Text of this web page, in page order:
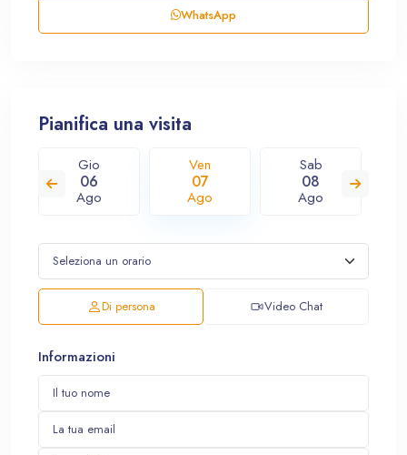
WhatsApp
Pianifica una visita
Gio
06
Ago
Ven
07
Ago
Sab
08
Ago
Di persona Video Chat
Informazioni